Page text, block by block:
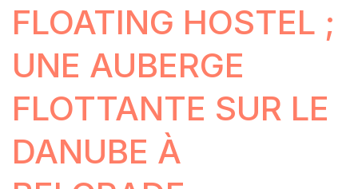
FLOATING HOSTEL ;
UNE AUBERGE
FLOTTANTE SUR LE
DANUBE À